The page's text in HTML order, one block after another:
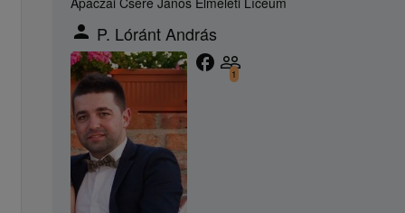
person P. Lóránt András
facebook people_outline
1